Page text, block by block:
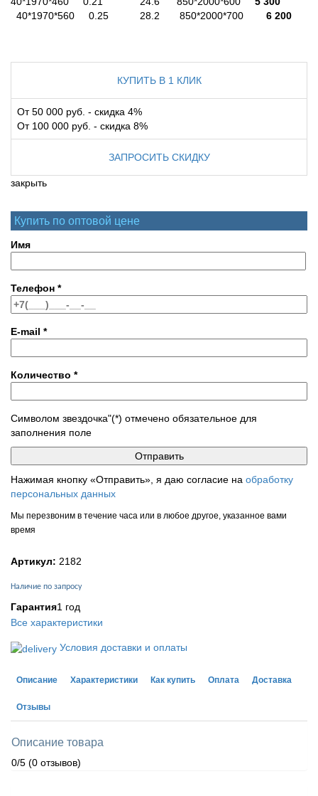
40*1970*560 0.25 28.2 850*2000*700 6 200
КУПИТЬ В 1 КЛИК
От 50 000 руб. - скидка 4%
От 100 000 руб. - скидка 8%
ЗАПРОСИТЬ СКИДКУ
закрыть
Купить по оптовой цене
Имя
Телефон *
E-mail *
Количество *
Символом звездочка"(*) отмечено обязательное для
заполнения поле
Нажимая кнопку «Отправить», я даю согласие на обработку
персональных данных
Мы перезвоним в течение часа или в любое другое, указанное вами
время
Артикул: 2182
Наличие по запросу
Гарантия1 год
Все характеристики
Условия доставки и оплаты
Описание Характеристики Как купить Оплата Доставка
Отзывы
Описание товара
0/5 (0 отзывов)